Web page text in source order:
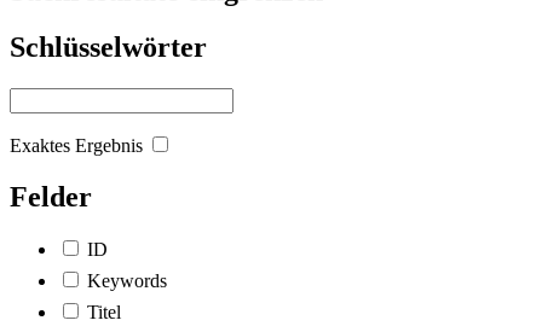
Schlüsselwörter
Exaktes Ergebnis
Felder
ID
Keywords
Titel